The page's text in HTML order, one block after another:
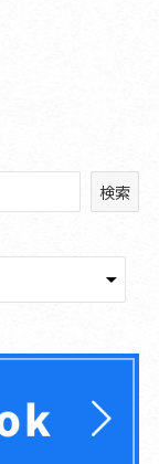
検索